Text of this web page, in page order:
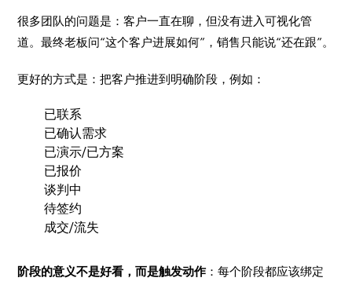
很多团队的问题是：客户一直在聊，但没有进入可视化管
道。最终老板问“这个客户进展如何”，销售只能说“还在跟”。
更好的方式是：把客户推进到明确阶段，例如：
已联系
已确认需求
已演示/已方案
已报价
谈判中
待签约
成交/流失
阶段的意义不是好看，而是触发动作 ：每个阶段都应该绑定